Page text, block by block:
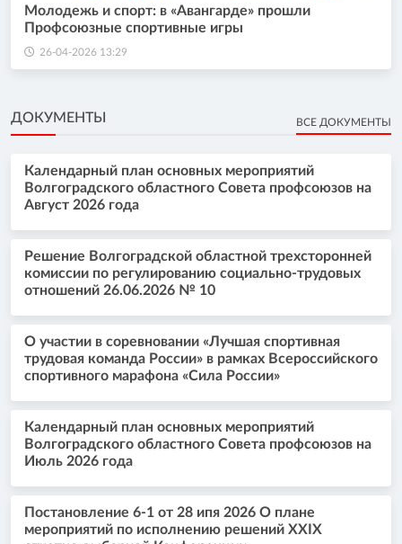
Молодежь и спорт: в «Авангарде» прошли
Профсоюзные спортивные игры
26-04-2026 13:29
ДОКУМЕНТЫ ВСЕ ДОКУМЕНТЫ
Календарный план основных мероприятий
Волгоградского областного Совета профсоюзов на
Август 2026 года
Решение Волгоградской областной трехсторонней
комиссии по регулированию социально-трудовых
отношений 26.06.2026 № 10
О участии в соревновании «Лучшая спортивная
трудовая команда России» в рамках Всероссийского
спортивного марафона «Сила России»
Календарный план основных мероприятий
Волгоградского областного Совета профсоюзов на
Июль 2026 года
Постановление 6-1 от 28 ипя 2026 О плане
мероприятий по исполнению решений XXIX